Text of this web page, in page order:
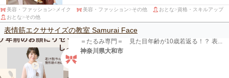
美容・ファッション> メイク 美容・ファッション>その他 おとな>資格・スキルアップ
おとな>その他
表情筋エクササイズの教室 Samurai Face
＝たるみ専門＝ 見た目年齢が10歳若返る！？ 表...
神奈川県大和市